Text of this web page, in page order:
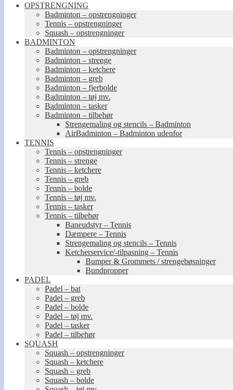
OPSTRENGNING
Badminton – opstrengninger
Tennis – opstrengninger
Squash – opstrengninger
BADMINTON
Badminton – opstrengninger
Badminton – strenge
Badminton – ketchere
Badminton – greb
Badminton – fjerbolde
Badminton – tøj mv.
Badminton – tasker
Badminton – tilbehør
Strengemaling og stencils – Badminton
AirBadminton – Badminton udenfor
TENNIS
Tennis – opstrengninger
Tennis – strenge
Tennis – ketchere
Tennis – greb
Tennis – bolde
Tennis – tøj mv.
Tennis – tasker
Tennis – tilbehør
Baneudstyr – Tennis
Dæmpere – Tennis
Strengemaling og stencils – Tennis
Ketcherservice/-tilpasning – Tennis
Bumper & Grommets / strengebøsninger
Bundpropper
PADEL
Padel – bat
Padel – greb
Padel – bolde
Padel – tøj mv.
Padel – tasker
Padel – tilbehør
SQUASH
Squash – opstrengninger
Squash – ketchere
Squash – greb
Squash – bolde